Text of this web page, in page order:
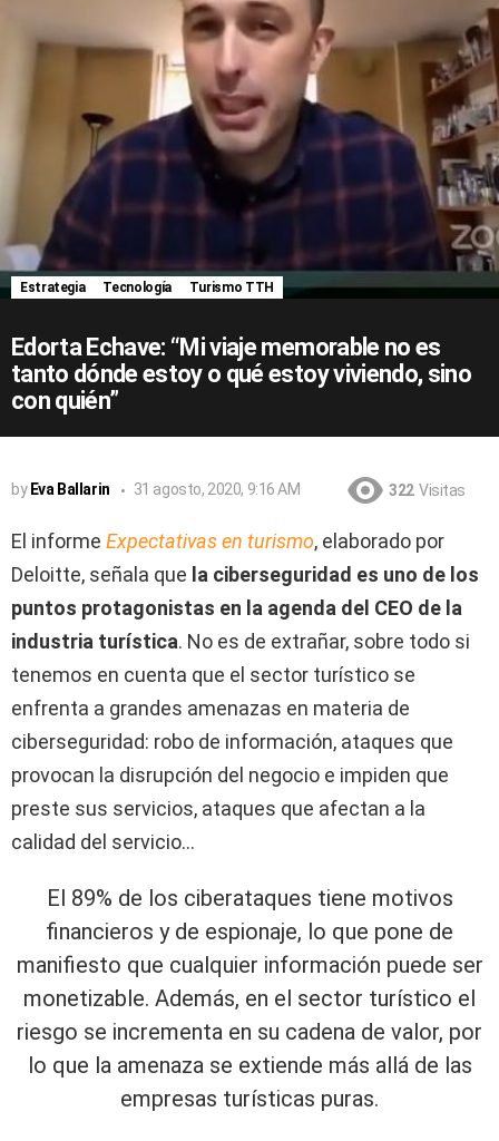
Estrategia Tecnología Turismo TTH
Edorta Echave: “Mi viaje memorable no es
tanto dónde estoy o qué estoy viviendo, sino
con quién”
by Eva Ballarin 31 agosto, 2020, 9:16 AM 322 Visitas
El informe Expectativas en turismo, elaborado por
Deloitte, señala que la ciberseguridad es uno de los
puntos protagonistas en la agenda del CEO de la
industria turística. No es de extrañar, sobre todo si
tenemos en cuenta que el sector turístico se
enfrenta a grandes amenazas en materia de
ciberseguridad: robo de información, ataques que
provocan la disrupción del negocio e impiden que
preste sus servicios, ataques que afectan a la
calidad del servicio…
El 89% de los ciberataques tiene motivos
financieros y de espionaje, lo que pone de
manifiesto que cualquier información puede ser
monetizable. Además, en el sector turístico el
riesgo se incrementa en su cadena de valor, por
lo que la amenaza se extiende más allá de las
empresas turísticas puras.